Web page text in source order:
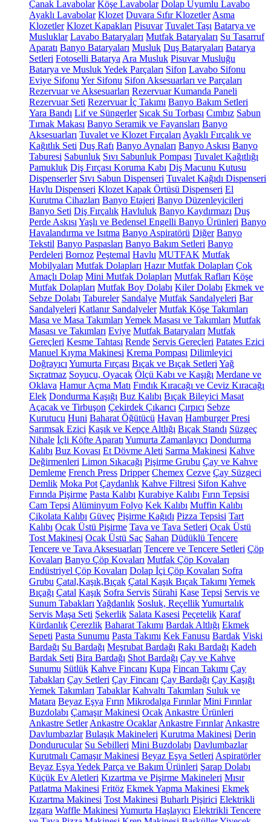
Çanak Lavabolar Köşe Lavabolar Dolap Uyumlu Lavabo
Ayaklı Lavabolar Klozet Duvara Sıfır Klozetler Asma
Klozetler Klozet Kapakları Pisuvar Tuvalet Taşı Batarya ve
Musluklar Lavabo Bataryaları Mutfak Bataryaları Su Tasarruf
Aparatı Banyo Bataryaları Musluk Duş Bataryaları Batarya
Setleri Fotoselli Batarya Ara Musluk Pisuvar Musluğu
Batarya ve Musluk Yedek Parçaları Sifon Lavabo Sifonu
Eviye Sifonu Yer Sifonu Sifon Aksesuarları ve Parçaları
Rezervuar ve Aksesuarları Rezervuar Kumanda Paneli
Rezervuar Seti Rezervuar İç Takımı Banyo Bakım Setleri
Yara Bandı Lif ve Süngerler Sıcak Su Torbası Cımbız Sabun
Tırnak Makası Banyo Seramik ve Fayansları Banyo
Aksesuarları Tuvalet ve Klozet Fırçaları Ayaklı Fırçalık ve
Kağıtlık Seti Duş Rafı Banyo Aynaları Banyo Askısı Banyo
Taburesi Sabunluk Sıvı Sabunluk Pompası Tuvalet Kağıtlığı
Pamukluk Diş Fırçası Koruma Kabı Diş Macunu Kutusu
Dispenserler Sıvı Sabun Dispenseri Tuvalet Kağıdı Dispenseri
Havlu Dispenseri Klozet Kapak Örtüsü Dispenseri El
Kurutma Cihazları Banyo Etajeri Banyo Düzenleyicileri
Banyo Seti Diş Fırçalık Havluluk Banyo Kaydırmazı Duş
Perde Askısı Yaşlı ve Bedensel Engelli Banyo Ürünleri Banyo
Havalandırma ve Isıtma Banyo Aspiratörü Diğer Banyo
Tekstil Banyo Paspasları Banyo Bakım Setleri Banyo
Perdeleri Bornoz Peştemal Havlu MUTFAK Mutfak
Mobilyaları Mutfak Dolapları Hazır Mutfak Dolapları Çok
Amaçlı Dolap Mini Mutfak Dolapları Mutfak Rafları Köşe
Mutfak Dolapları Mutfak Boy Dolabı Kiler Dolabı Ekmek ve
Sebze Dolabı Tabureler Sandalye Mutfak Sandalyeleri Bar
Sandalyeleri Katlanır Sandalyeler Mutfak Köşe Takımları
Masa ve Masa Takımları Yemek Masası ve Takımları Mutfak
Masası ve Takımları Eviye Mutfak Bataryaları Mutfak
Gereçleri Kesme Tahtası Rende Servis Gereçleri Patates Ezici
Manuel Kıyma Makinesi Krema Pompası Dilimleyici
Doğrayıcı Yumurta Fırçası Bıçak ve Bıçak Setleri Yağ
Sıçratmaz Soyucu, Oyacak Ölçü Kabı ve Kaşığı Merdane ve
Oklava Hamur Açma Matı Fındık Kıracağı ve Ceviz Kıracağı
Elek Dondurma Kaşığı Buz Kalıbı Bıçak Bileyici Masat
Açacak ve Tirbuşon Çekirdek Çıkarıcı Çırpıcı Sebze
Kurutucu Huni Baharat Öğütücü Havan Hamburger Presi
Sarımsak Ezici Kaşık ve Kepçe Altlığı Bıçak Standı Süzgeç
Nihale İçli Köfte Aparatı Yumurta Zamanlayıcı Dondurma
Kalıbı Buz Kovası Et Dövme Aleti Sarma Makinesi Kahve
Değirmenleri Limon Sıkacağı Pişirme Grubu Çay ve Kahve
Demleme French Press Dripper Chemex Cezve Çay Süzgeci
Demlik Moka Pot Çaydanlık Kahve Filtresi Sifon Kahve
Fırında Pişirme Pasta Kalıbı Kurabiye Kalıbı Fırın Tepsisi
Cam Tepsi Alüminyum Folyo Kek Kalıbı Muffin Kalıbı
Çikolata Kalıbı Güveç Pişirme Kağıdı Pizza Tepsisi Tart
Kalıbı Ocak Üstü Pişirme Tava ve Tava Setleri Ocak Üstü
Tost Makinesi Ocak Üstü Sac Sahan Düdüklü Tencere
Tencere ve Tava Aksesuarları Tencere ve Tencere Setleri Çöp
Kovaları Banyo Çöp Kovaları Mutfak Çöp Kovaları
Endüstriyel Çöp Kovaları Dolap İçi Çöp Kovaları Sofra
Grubu Çatal,Kaşık,Bıçak Çatal Kaşık Bıçak Takımı Yemek
Bıçağı Çatal Kaşık Sofra Servis Sürahi Kase Tepsi Servis ve
Sunum Tabakları Yağdanlık Sosluk, ReçellikYumurtalık
Servis Maşa Seti Şekerlik Salata Kasesi Peçetelik Karaf
Kürdanlık Çerezlik Baharat Takımı Bardak Altlığı Ekmek
Sepeti Pasta Sunumu Pasta Takımı Kek Fanusu Bardak Viski
Bardağı Su Bardağı Meşrubat Bardağı Rakı Bardağı Kadeh
Bardak Seti Bira Bardağı Shot Bardağı Çay ve Kahve
Sunumu Sütlük Kahve Fincanı Kupa Fincan Takımı Çay
Tabakları Çay Setleri Çay Fincanı Çay Bardağı Çay Kaşığı
Yemek Takımları Tabaklar Kahvaltı Takımları Suluk ve
Matara Beyaz Eşya Fırın Mikrodalga Fırınlar Mini Fırınlar
Buzdolabı Çamaşır Makinesi Ocak Ankastre Ürünleri
Ankastre Setler Ankastre Ocaklar Ankastre Fırınlar Ankastre
Davlumbazlar Bulaşık Makineleri Kurutma Makinesi Derin
Dondurucular Su Sebilleri Mini Buzdolabı Davlumbazlar
Kurutmalı Çamaşır Makinesi Beyaz Eşya Setleri Aspiratörler
Beyaz Eşya Yedek Parça ve Bakım Ürünleri Şarap Dolabı
Küçük Ev Aletleri Kızartma ve Pişirme Makineleri Mısır
Patlatma Makinesi Fritöz Ekmek Yapma Makinesi Ekmek
Kızartma Makinesi Tost Makinesi Buharlı Pişirici Elektrikli
Izgara Waffle Makinesi Yumurta Haşlayıcı Elektrikli Tencere